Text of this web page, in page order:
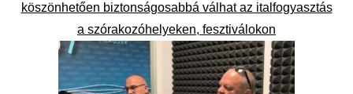
köszönhetően biztonságosabbá válhat az italfogyasztás
a szórakozóhelyeken, fesztiválokon